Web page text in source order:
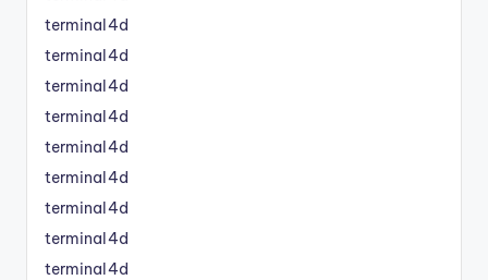
terminal4d
terminal4d
terminal4d
terminal4d
terminal4d
terminal4d
terminal4d
terminal4d
terminal4d